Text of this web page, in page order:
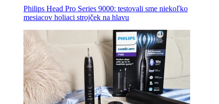
Philips Head Pro Series 9000: testovali sme niekoľko
mesiacov holiaci strojček na hlavu